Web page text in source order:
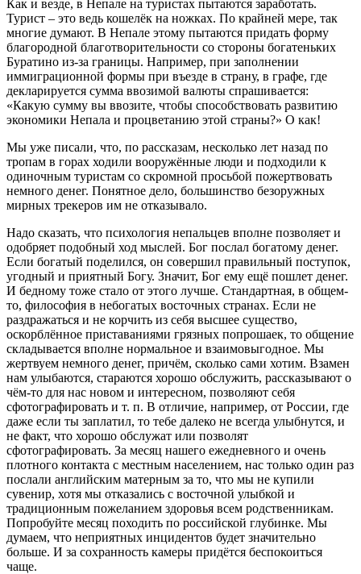
Как и везде, в Непале на туристах пытаются заработать.
Турист – это ведь кошелёк на ножках. По крайней мере, так
многие думают. В Непале этому пытаются придать форму
благородной благотворительности со стороны богатеньких
Буратино из-за границы. Например, при заполнении
иммиграционной формы при въезде в страну, в графе, где
декларируется сумма ввозимой валюты спрашивается:
«Какую сумму вы ввозите, чтобы способствовать развитию
экономики Непала и процветанию этой страны?» О как!
Мы уже писали, что, по рассказам, несколько лет назад по
тропам в горах ходили вооружённые люди и подходили к
одиночным туристам со скромной просьбой пожертвовать
немного денег. Понятное дело, большинство безоружных
мирных трекеров им не отказывало.
Надо сказать, что психология непальцев вполне позволяет и
одобряет подобный ход мыслей. Бог послал богатому денег.
Если богатый поделился, он совершил правильный поступок,
угодный и приятный Богу. Значит, Бог ему ещё пошлет денег.
И бедному тоже стало от этого лучше. Стандартная, в общем-
то, философия в небогатых восточных странах. Если не
раздражаться и не корчить из себя высшее существо,
оскорблённое приставаниями грязных попрошаек, то общение
складывается вполне нормальное и взаимовыгодное. Мы
жертвуем немного денег, причём, сколько сами хотим. Взамен
нам улыбаются, стараются хорошо обслужить, рассказывают о
чём-то для нас новом и интересном, позволяют себя
сфотографировать и т. п. В отличие, например, от России, где
даже если ты заплатил, то тебе далеко не всегда улыбнутся, и
не факт, что хорошо обслужат или позволят
сфотографировать. За месяц нашего ежедневного и очень
плотного контакта с местным населением, нас только один раз
послали английским матерным за то, что мы не купили
сувенир, хотя мы отказались с восточной улыбкой и
традиционным пожеланием здоровья всем родственникам.
Попробуйте месяц походить по российской глубинке. Мы
думаем, что неприятных инцидентов будет значительно
больше. И за сохранность камеры придётся беспокоиться
чаще.